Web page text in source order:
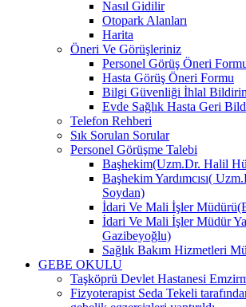
Nasıl Gidilir
Otopark Alanları
Harita
Öneri Ve Görüşleriniz
Personel Görüş Öneri
Hasta Görüş Öneri Formu
Bilgi Güvenliği İhlal
Evde Sağlık Hasta Geri
Telefon Rehberi
Sık Sorulan Sorular
Personel Görüşme Talebi
Başhekim(Uzm.Dr. Halil
Başhekim Yardımcısı(
Soydan)
İdari Ve Mali İşler
İdari Ve Mali İşler Müdür
Gazibeyoğlu)
Sağlık Bakım Hizmetleri
GEBE OKULU
Taşköprü Devlet Hastanesi
Fizyoterapist Seda Tekeli